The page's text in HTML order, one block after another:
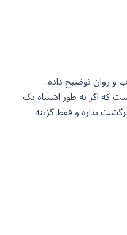
و روان توضیح داده.
اگر به طور اشتباه یک
نداره و فقط گزینه